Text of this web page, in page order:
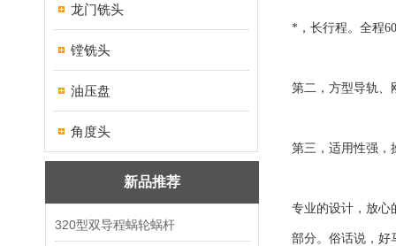
龙门铣头
镗铣头
油压盘
角度头
新品推荐
320型双导程蜗轮蜗杆
*，长行程。全程
第二，方型导轨、
第三，适用性强，
专业的设计，放心
部分。俗话说，好